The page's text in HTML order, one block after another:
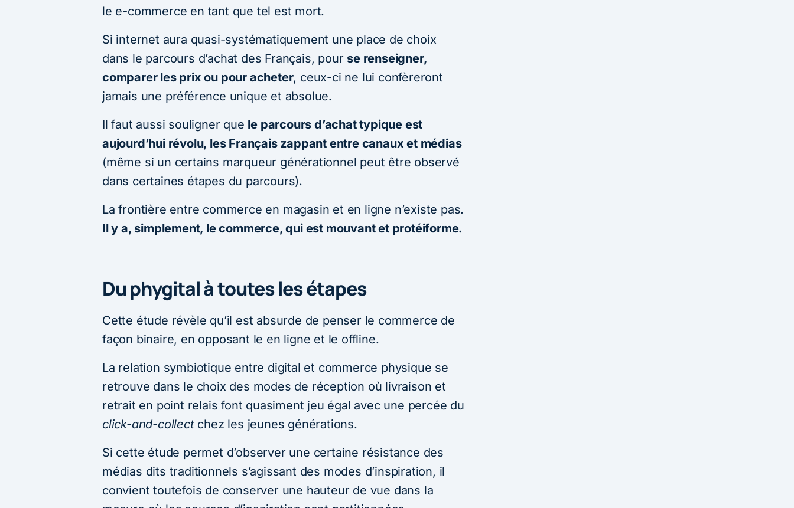
le e-commerce en tant que tel est mort.
Si internet aura quasi-systématiquement une place de choix
dans le parcours d’achat des Français, pour se renseigner,
comparer les prix ou pour acheter, ceux-ci ne lui confèreront
jamais une préférence unique et absolue.
Il faut aussi souligner que le parcours d’achat typique est
aujourd’hui révolu, les Français zappant entre canaux et médias
(même si un certains marqueur générationnel peut être observé
dans certaines étapes du parcours).
La frontière entre commerce en magasin et en ligne n’existe pas.
Il y a, simplement, le commerce, qui est mouvant et protéiforme.
Du phygital à toutes les étapes
Cette étude révèle qu’il est absurde de penser le commerce de
façon binaire, en opposant le en ligne et le offline.
La relation symbiotique entre digital et commerce physique se
retrouve dans le choix des modes de réception où livraison et
retrait en point relais font quasiment jeu égal avec une percée du
click-and-collectchez les jeunes générations.
Si cette étude permet d’observer une certaine résistance des
médias dits traditionnels s’agissant des modes d’inspiration, il
convient toutefois de conserver une hauteur de vue dans la